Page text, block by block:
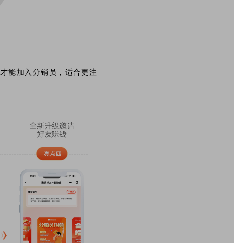
才能加入分销员，适合更注